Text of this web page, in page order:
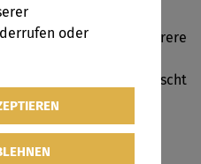
Kinder (oder auch mehrere
Stationen können getauscht
werden
oder